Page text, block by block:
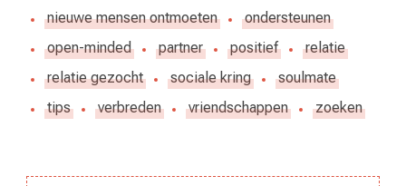
nieuwe mensen ontmoeten
ondersteunen
open-minded
partner positief
relatie
relatie gezocht
sociale kring
soulmate
tips
verbreden vriendschappen zoeken